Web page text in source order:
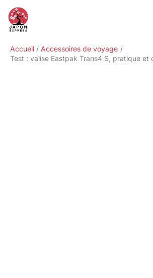
contenu
Accueil
Accessoires de voyage
Test : valise Eastpak Trans4 S, pratique et
Rechercher